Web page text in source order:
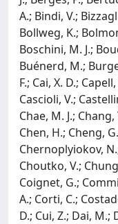
A.; Bindi, V.;
Bollweg, K.;
Boschini, M. J.;
Buénerd, M.;
F.; Cai, X. D.;
Cascioli, V.;
Chae, M. J.; Chang,
Chen, H.; Cheng,
Chernoplyiokov,
Choutko, V.;
Coignet, G.;
A.; Corti, C.;
D.; Cui, Z.; Dai, M.;